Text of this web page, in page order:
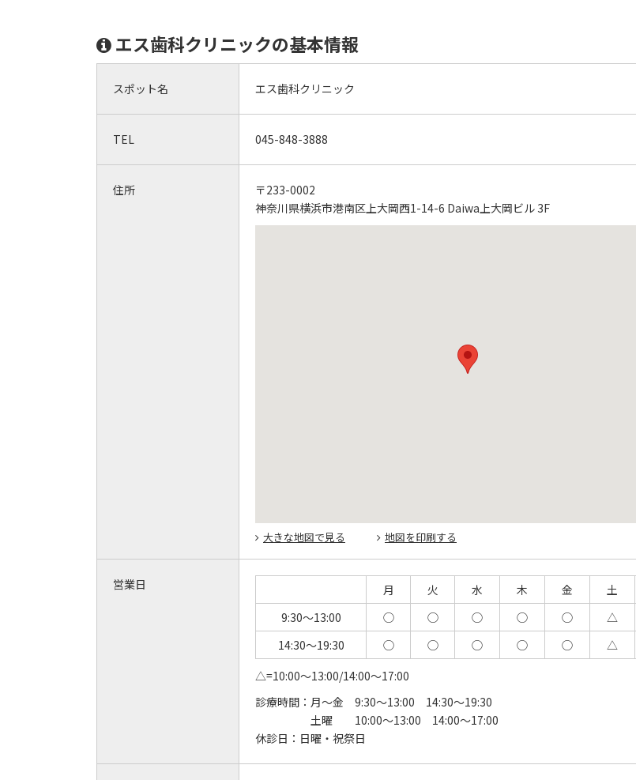
エス歯科クリニックの基本情報
スポット名 エス歯科クリニック
TEL 045-848-3888
住所
〒233-0002
神奈川県横浜市港南区上大岡西1-14-6 Daiwa上大岡ビル 3F
大きな地図で見る 地図を印刷する
営業日 月 火 水 木 金 土
9:30～13:00
◯ ◯ ◯ ◯ ◯ △
14:30～19:30
◯ ◯ ◯ ◯ ◯ △
△=10:00～13:00/14:00～17:00
診療時間： 月～金 9:30～13:00 14:30～19:30
土曜 10:00～13:00 14:00～17:00
休診日： 日曜・祝祭日